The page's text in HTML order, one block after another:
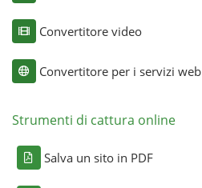
Convertitore video
Convertitore per i servizi web
Strumenti di cattura online
Salva un sito in PDF